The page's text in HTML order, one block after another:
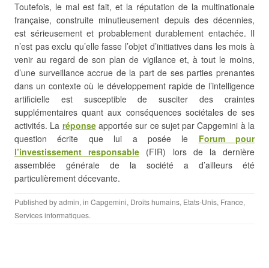
Toutefois, le mal est fait, et la réputation de la multinationale
française, construite minutieusement depuis des décennies,
est sérieusement et probablement durablement entachée. Il
n’est pas exclu qu’elle fasse l’objet d’initiatives dans les mois à
venir au regard de son plan de vigilance et, à tout le moins,
d’une surveillance accrue de la part de ses parties prenantes
dans un contexte où le développement rapide de l’intelligence
artificielle est susceptible de susciter des craintes
supplémentaires quant aux conséquences sociétales de ses
activités. La réponseapportée sur ce sujet par Capgemini à la
question écrite que lui a posée le Forum pour
l’investissement responsable (FIR) lors de la dernière
assemblée générale de la société a d’ailleurs été
particulièrement décevante.
Published byadmin, in Capgemini, Droits humains, Etats-Unis, France,
Services informatiques.